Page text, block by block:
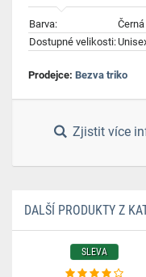
Barva:
Černá
Dostupné velikosti:
Prodejce: Bezva triko
Zjistit více
DALŠÍ PRODUKTY Z
SLEVA